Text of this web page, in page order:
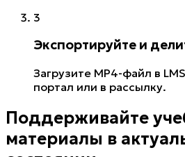
3
Экспортируйте и
Загрузите MP4-файл в
портал или в рассылку.
Поддерживайте
материалы в